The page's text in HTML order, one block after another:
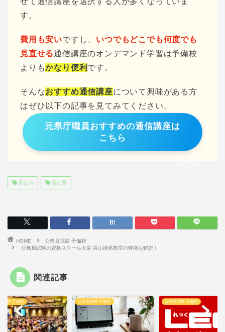
す。
費用も安いですし、 いつでもどこでも何度でも
見直せる通信講座のオンデマンド学習は予備校
よりもかなり便利 です。
そんなおすすめ通信講座について興味がある方
はぜひ以下の記事を見てみてください。
元県庁職員おすすめの通信講座は
こちら
富山市 富山県
HOME
公務員試験 予備校
公務員試験の資格スクール大栄 富山掛尾教室の特徴を解説！
関連記事
試験 予備校 公務員試験 予備校 公務員試験 予備校